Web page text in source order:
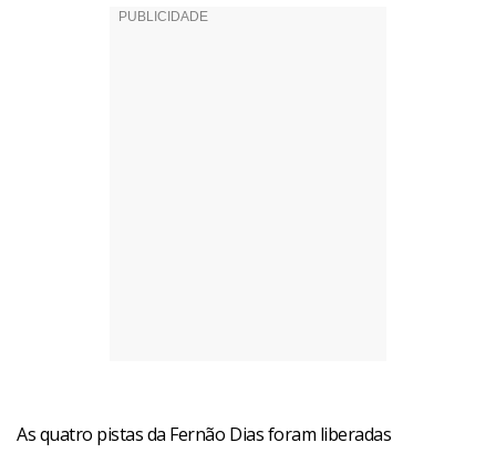
As quatro pistas da Fernão Dias foram liberadas